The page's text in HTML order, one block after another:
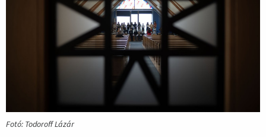
Fotó: Todoroff Lázár